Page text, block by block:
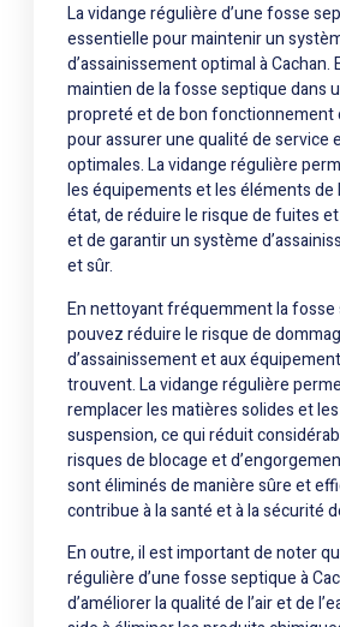
La vidange régulière d’une fosse
essentielle pour maintenir un
d’assainissement optimal à Cachan.
maintien de la fosse septique dans
propreté et de bon fonctionnement
pour assurer une qualité de service
optimales. La vidange régulière
les équipements et les éléments de
état, de réduire le risque de fuites
et de garantir un système
et sûr.
En nettoyant fréquemment la fosse
pouvez réduire le risque de
d’assainissement et aux
trouvent. La vidange régulière
remplacer les matières solides et
suspension, ce qui réduit
risques de blocage et
sont éliminés de manière sûre et
contribue à la santé et à la sécurité
En outre, il est important de noter
régulière d’une fosse septique à
d’améliorer la qualité de l’air et de